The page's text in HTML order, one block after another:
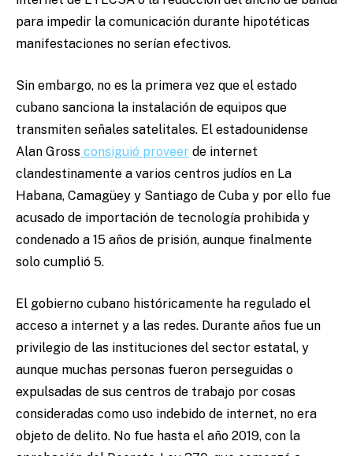
para impedir la comunicación durante hipotéticas
manifestaciones no serían efectivos.
Sin embargo, no es la primera vez que el estado
cubano sanciona la instalación de equipos que
transmiten señales satelitales. El estadounidense
Alan Gross consiguió proveer de internet
clandestinamente a varios centros judíos en La
Habana, Camagüey y Santiago de Cuba y por ello fue
acusado de importación de tecnología prohibida y
condenado a 15 años de prisión, aunque finalmente
solo cumplió 5.
El gobierno cubano históricamente ha regulado el
acceso a internet y a las redes. Durante años fue un
privilegio de las instituciones del sector estatal, y
aunque muchas personas fueron perseguidas o
expulsadas de sus centros de trabajo por cosas
consideradas como uso indebido de internet, no era
objeto de delito. No fue hasta el año 2019, con la